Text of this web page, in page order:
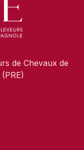
de Chevaux de